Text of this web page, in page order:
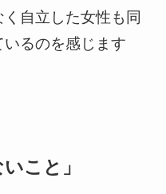
自立した女性も同
いるのを感じます
こと」